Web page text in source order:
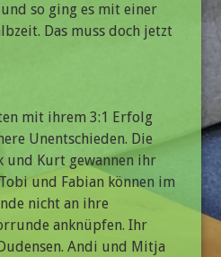
so ging es mit einer
Das muss doch jetzt
mit ihrem 3:1 Erfolg
Unentschieden. Die
und Kurt gewannen ihr
und Fabian können im
nicht an ihre
anknüpfen. Ihr
Andi und Mitja